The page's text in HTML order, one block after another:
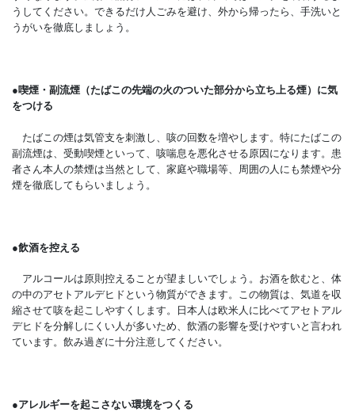
うしてください。できるだけ人ごみを避け、外から帰ったら、手洗いと
うがいを徹底しましょう。
●喫煙・副流煙（たばこの先端の火のついた部分から立ち上る煙）に気
をつける
たばこの煙は気管支を刺激し、咳の回数を増やします。特にたばこの
副流煙は、受動喫煙といって、咳喘息を悪化させる原因になります。患
者さん本人の禁煙は当然として、家庭や職場等、周囲の人にも禁煙や分
煙を徹底してもらいましょう。
●飲酒を控える
アルコールは原則控えることが望ましいでしょう。お酒を飲むと、体
の中のアセトアルデヒドという物質ができます。この物質は、気道を収
縮させて咳を起こしやすくします。日本人は欧米人に比べてアセトアル
デヒドを分解しにくい人が多いため、飲酒の影響を受けやすいと言われ
ています。飲み過ぎに十分注意してください。
●アレルギーを起こさない環境をつくる